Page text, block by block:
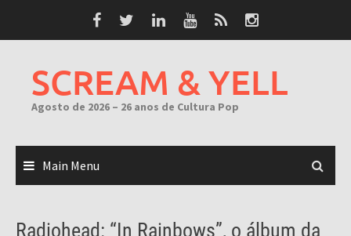
SCREAM & YELL
Agosto de 2026 – 26 anos de Cultura Pop
Main Menu
Radiohead: “In Rainbows”, o álbum da